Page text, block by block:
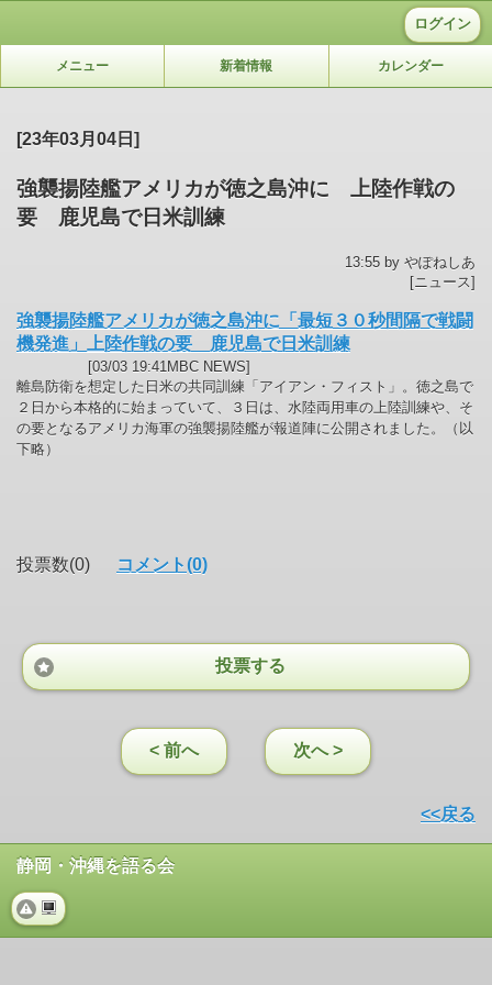
ログイン
メニュー 新着情報 カレンダー
[23年03月04日]
強襲揚陸艦アメリカが徳之島沖に 上陸作戦の
要 鹿児島で日米訓練
13:55 by やぽねしあ
[ニュース]
強襲揚陸艦アメリカが徳之島沖に「最短３０秒間隔で戦闘
機発進」上陸作戦の要 鹿児島で日米訓練
[03/03 19:41MBC NEWS]
離島防衛を想定した日米の共同訓練「アイアン・フィスト」。徳之島で
２日から本格的に始まっていて、３日は、水陸両用車の上陸訓練や、そ
の要となるアメリカ海軍の強襲揚陸艦が報道陣に公開されました。（以
下略）
投票数(0) コメント(0)
投票する
< 前へ 次へ >
<<戻る
静岡・沖縄を語る会